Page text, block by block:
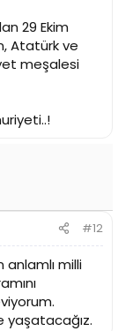
29 Ekim
Atatürk ve
meşalesi
#12
milli
yaşatacağız.